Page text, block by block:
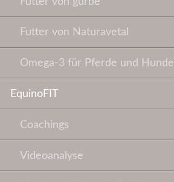
Futter von Naturavetal
Omega-3 für Pferde und Hunde
EquinoFIT
Coachings
Videoanalyse